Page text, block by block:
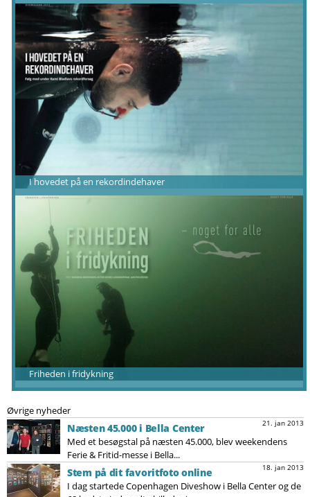
I hovedet på en rekordindehaver
Friheden i fridykning
Øvrige nyheder
21. jan 2013
Næsten 45.000 i Bella Center
Med et besøgstal på næsten 45.000, blev weekendens
Ferie & Fritid-messe i Bella...
18. jan 2013
Stem på dit favoritfoto online
I dag startede Copenhagen Diveshow i Bella Center og de